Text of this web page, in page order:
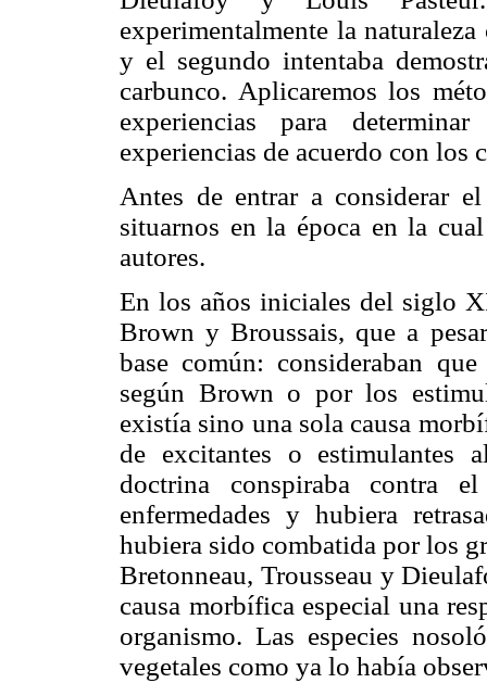
experimentalmente la
y el segundo intentaba
carbunco. Aplicaremos los
experiencias para
experiencias de acuerdo con los
Antes de entrar a considerar
situarnos en la época en la
autores.
En los años iniciales del siglo
Brown y Broussais, que a
base común: consideraban
según Brown o por los
existía sino una sola causa
de excitantes o estimulantes
doctrina conspiraba contra
enfermedades y hubiera
hubiera sido combatida por los
Bretonneau, Trousseau y
causa morbífica especial una
organismo. Las especies
vegetales como ya lo había